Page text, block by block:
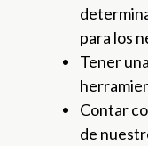
para los
Tener
Contar
de